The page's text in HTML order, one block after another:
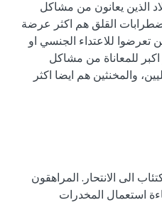
الذين يعانون من مشاكل
اضطرابات القلق هم اكثر عرضة
تعرضوا للاعتداء الجنسي او
للمعاناة من مشاكل
والمخنثين هم ايضا اكثر
الى الانتحار. المراهقون
استعمال المخدرات